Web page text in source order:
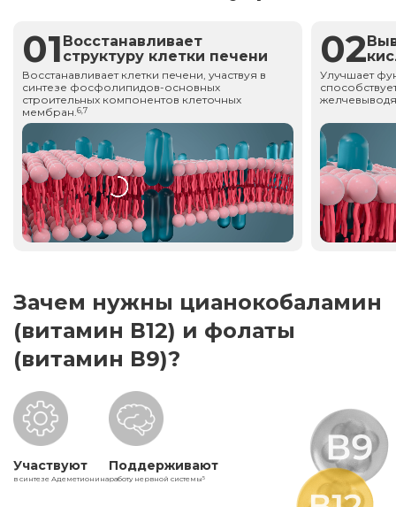
01 Восстанавливает
структуру клетки печени
Восстанавливает клетки печени, участвуя в
синтезе фосфолипидов-основных
строительных компонентов клеточных
мембран.6,7
02
Улучшает
Зачем нужны цианокобаламин
(витамин В12) и фолаты
(витамин В9)?
Участвуют
в синтезе Адеметионина
Поддерживают
работу нервной системы5